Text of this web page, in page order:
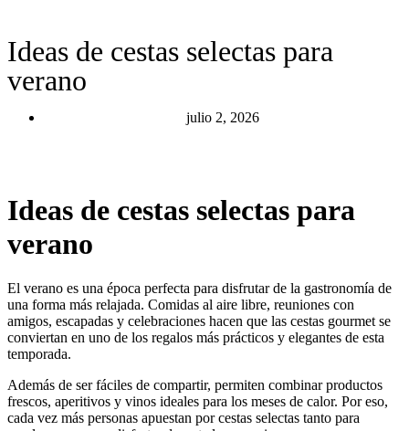
Ideas de cestas selectas para
verano
julio 2, 2026
Ideas de cestas selectas para
verano
El verano es una época perfecta para disfrutar de la gastronomía de
una forma más relajada. Comidas al aire libre, reuniones con
amigos, escapadas y celebraciones hacen que las cestas gourmet se
conviertan en uno de los regalos más prácticos y elegantes de esta
temporada.
Además de ser fáciles de compartir, permiten combinar productos
frescos, aperitivos y vinos ideales para los meses de calor. Por eso,
cada vez más personas apuestan por cestas selectas tanto para